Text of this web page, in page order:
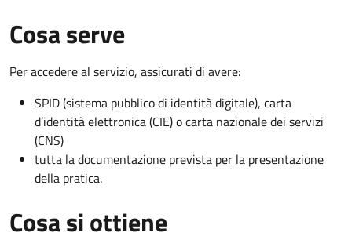
Cosa serve
Per accedere al servizio, assicurati di avere:
SPID (sistema pubblico di identità digitale), carta
d’identità elettronica (CIE) o carta nazionale dei servizi
(CNS)
tutta la documentazione prevista per la presentazione
della pratica.
Cosa si ottiene